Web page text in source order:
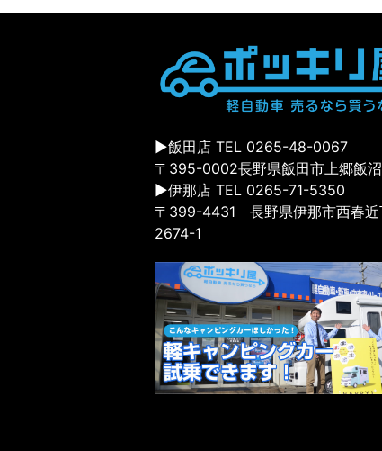
▶飯田店 TEL 0265-48-0067
〒395-0002長野県飯田市上郷飯沼
▶伊那店 TEL 0265-71-5350
〒399-4431 長野県伊那市西春近
2674-1